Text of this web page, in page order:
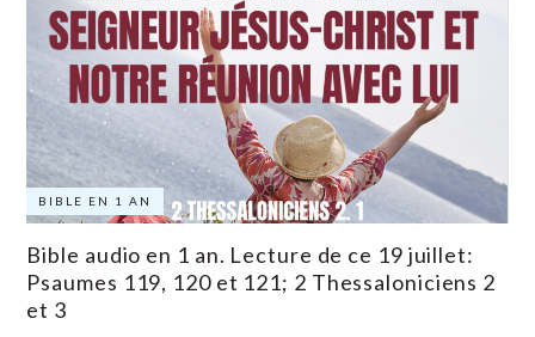
BIBLE EN 1 AN
Bible audio en 1 an. Lecture de ce 19 juillet:
Psaumes 119, 120 et 121; 2 Thessaloniciens 2
et 3